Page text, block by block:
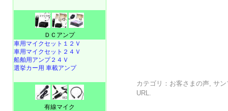
カテゴリ： お客さまの声,サン
URL.
ＤＣアンプ
車用マイクセット１２Ｖ
車用マイクセット２４Ｖ
船舶用アンプ２４Ｖ
選挙カー用 車載アンプ
有線マイク